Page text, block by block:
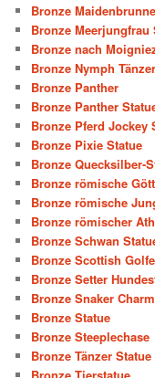
Bronze
Bronze Meerjungfrau
Bronze nach
Bronze Nymph
Bronze Panther
Bronze Panther
Bronze Pferd Jockey
Bronze Pixie Statue
Bronze Quecksilber-
Bronze römische
Bronze römische
Bronze römischer
Bronze Schwan
Bronze Scottish
Bronze Setter
Bronze Snaker
Bronze Statue
Bronze Steeplechase
Bronze Tänzer Statue